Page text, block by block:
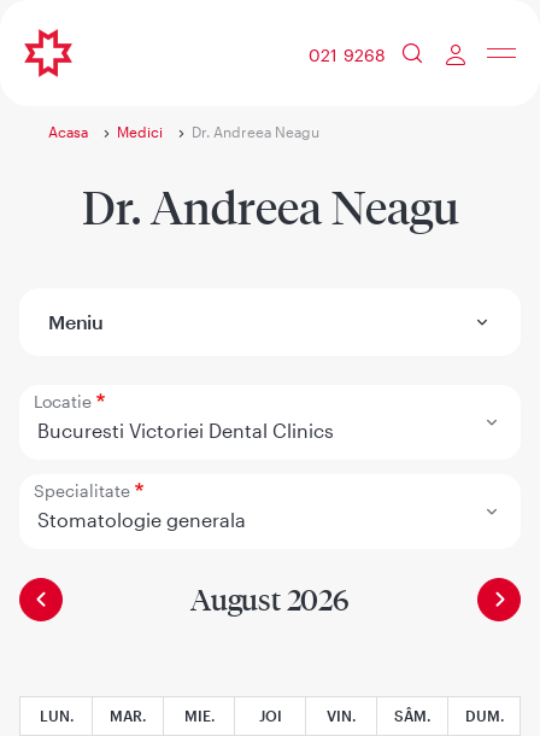
021 9268
Acasa Medici Dr. Andreea Neagu
Dr. Andreea Neagu
Meniu
Locatie
Bucuresti Victoriei Dental Clinics
Specialitate
Stomatologie generala
August 2026
LUN. MAR. MIE. JOI VIN. SÂM. DUM.